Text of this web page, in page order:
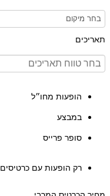
תאריכים
הופעות מחו״ל
במבצע
סופר פרייס
רק הופעות עם כרטיסים